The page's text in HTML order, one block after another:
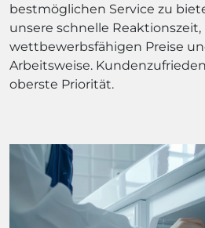
bestmöglichen Service zu
unsere schnelle Reaktionszeit,
wettbewerbsfähigen Preise
Arbeitsweise.
oberste Priorität.